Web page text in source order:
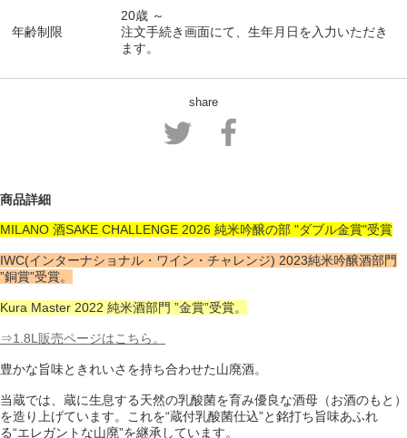
年齢制限
20歳 ～
注文手続き画面にて、生年月日を入力いただき
ます。
share
商品詳細
MILANO 酒SAKE CHALLENGE 2026 純米吟醸の部 "ダブル金賞"受賞
IWC(インターナショナル・ワイン・チャレンジ) 2023純米吟醸酒部門
”銅賞”受賞。
Kura Master 2022 純米酒部門 ”金賞”受賞。
⇒1.8L販売ページはこちら。
豊かな旨味ときれいさを持ち合わせた山廃酒。
当蔵では、蔵に生息する天然の乳酸菌を育み優良な酒母（お酒のもと）
を造り上げています。これを“蔵付乳酸菌仕込”と銘打ち旨味あふれ
る“エレガントな山廃”を継承しています。